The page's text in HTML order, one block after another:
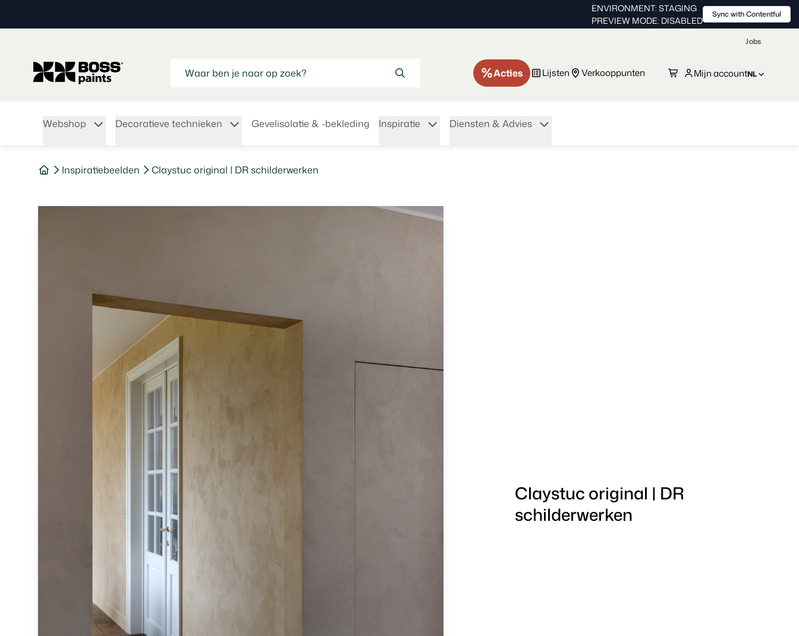
Jobs
Acties Lijsten Verkooppunten Mijn accountNL
Webshop Decoratieve technieken Gevelisolatie & -bekleding Inspiratie Diensten & Advies
Inspiratiebeelden Claystuc original | DR schilderwerken
Claystuc original | DR
schilderwerken
ENVIRONMENT: STAGING
PREVIEW MODE: DISABLED
Sync with Contentful